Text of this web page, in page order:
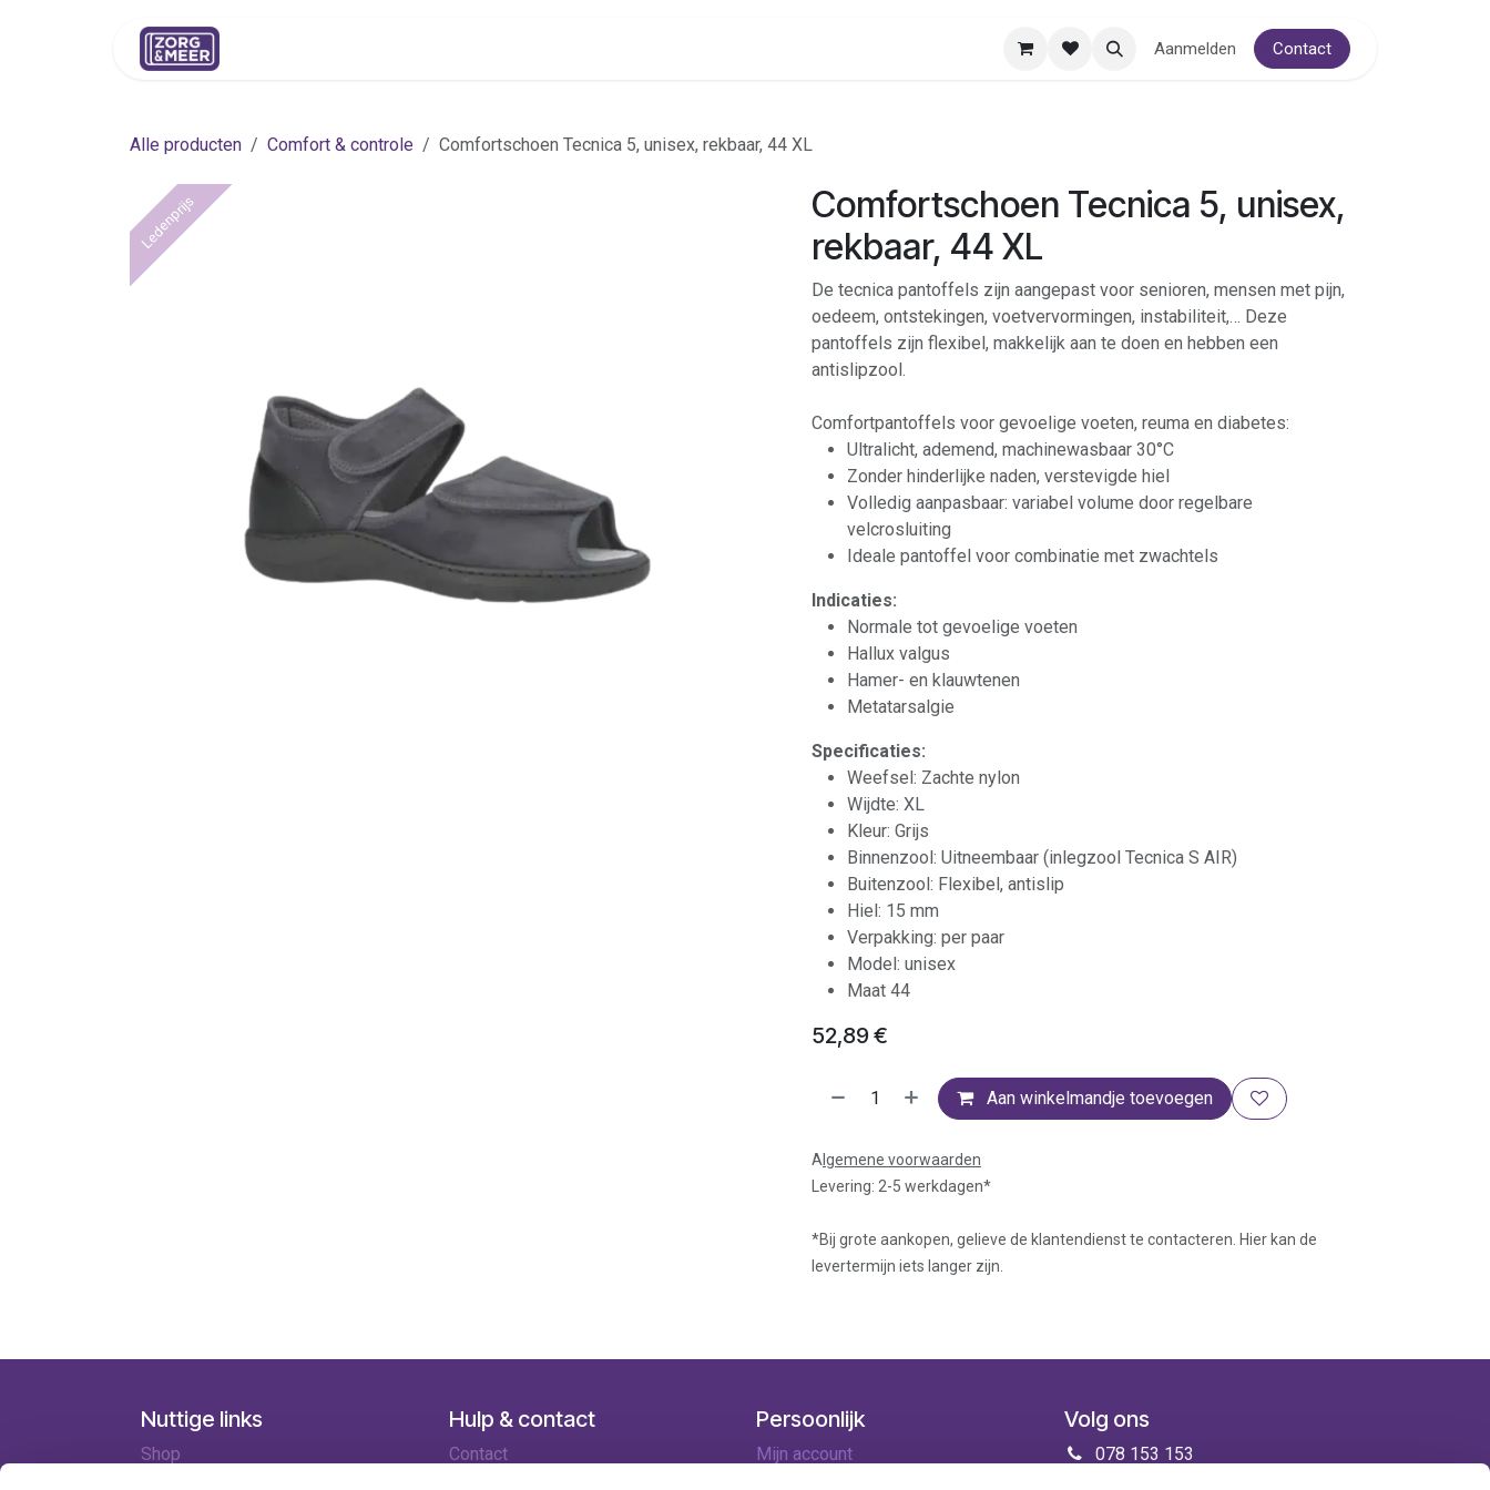
Aanmelden Contact
Alle producten Comfort & controle Comfortschoen Tecnica 5, unisex, rekbaar, 44 XL
Ledenprijs
Comfortschoen Tecnica 5, unisex,
rekbaar, 44 XL
De tecnica pantoffels zijn aangepast voor senioren, mensen met pijn,
oedeem, ontstekingen, voetvervormingen, instabiliteit,… Deze
pantoffels zijn flexibel, makkelijk aan te doen en hebben een
antislipzool.
Comfortpantoffels voor gevoelige voeten, reuma en diabetes:
Ultralicht, ademend, machinewasbaar 30°C
Zonder hinderlijke naden, verstevigde hiel
Volledig aanpasbaar: variabel volume door regelbare
velcrosluiting
Ideale pantoffel voor combinatie met zwachtels
Indicaties:
Normale tot gevoelige voeten
Hallux valgus
Hamer- en klauwtenen
Metatarsalgie
Specificaties:
Weefsel: Zachte nylon
Wijdte: XL
Kleur: Grijs
Binnenzool: Uitneembaar (inlegzool Tecnica S AIR)
Buitenzool: Flexibel, antislip
Hiel: 15 mm
Verpakking: per paar
Model: unisex
Maat 44
52,89€
Aan winkelmandje toevoegen
A lgemene voorwaarden
Levering: 2-5 werkdagen*
*Bij grote aankopen, gelieve de klantendienst te contacteren. Hier kan de
levertermijn iets langer zijn.
Nuttige links
Shop
Hulp & contact
Contact
Persoonlijk
Mijn account
Volg ons
078 153 153